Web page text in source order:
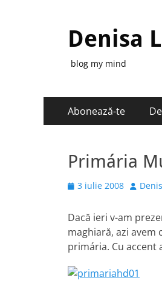
Denisa
blog my mind
Primary
Menu
Abonează-te
Primária
Posted
3 iulie 2008 Author
Dacă ieri v-am
maghiară, azi avem
primária. Cu accent